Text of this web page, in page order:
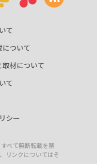
て
ついて
材について
て
シー
べて無断転載を禁
リンクについてはそ